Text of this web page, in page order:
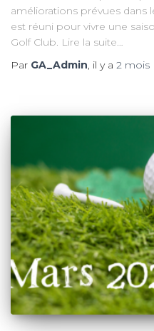
améliorations prévues dans
est réuni pour vivre une
Golf Club. Lire la suite…
Par GA_Admin, il y a 2 mois